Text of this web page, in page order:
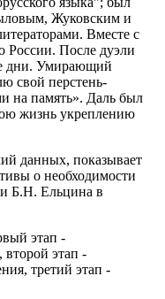
Жуковским и
Вместе с
После дуэли
дни. Умирающий
свой перстень-
на память». Даль был
жизнь укреплению
данных, показывает
о необходимости
Б.Н. Ельцина в
этап -
этап -
третий этап -